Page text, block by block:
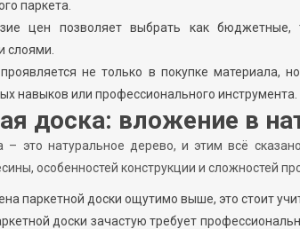
паркета.
цен позволяет выбрать как
слоями.
не только в покупке материала,
навыков или профессионального инструмента.
доска: вложение в
– это натуральное дерево, и этим всё
особенностей конструкции и сложностей
паркетной доски ощутимо выше, это стоит
доски зачастую требует